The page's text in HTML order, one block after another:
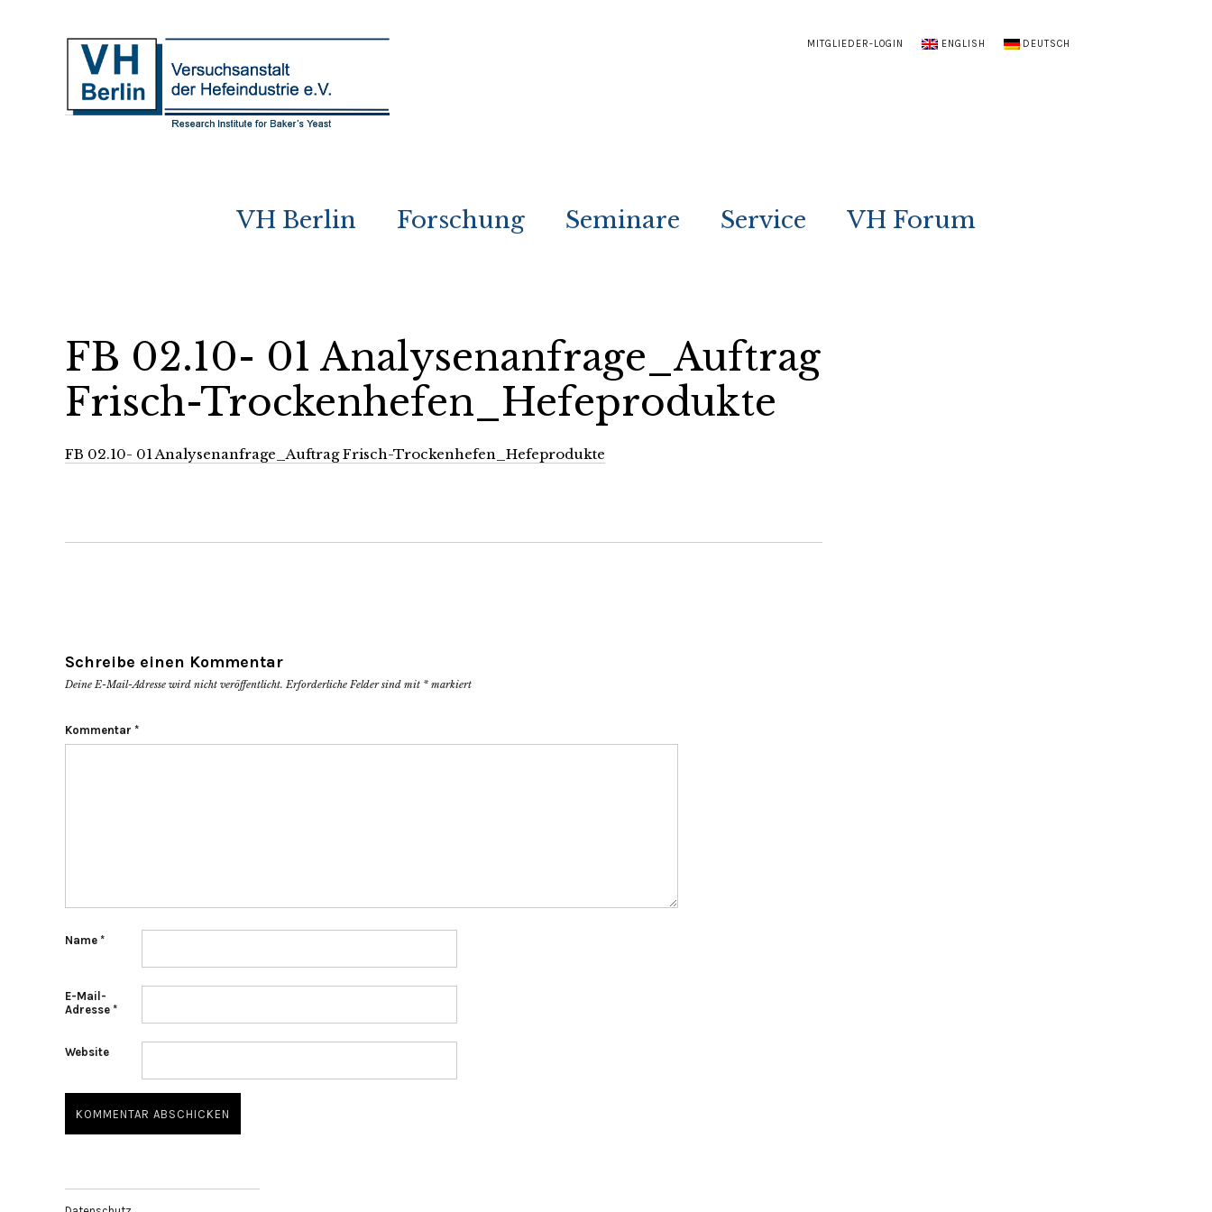
MITGLIEDER-LOGIN ENGLISH DEUTSCH
VH Berlin Forschung Seminare Service VH Forum
FB 02.10- 01 Analysenanfrage_Auftrag
Frisch-Trockenhefen_Hefeprodukte
FB 02.10- 01 Analysenanfrage_Auftrag Frisch-Trockenhefen_Hefeprodukte
Schreibe einen Kommentar
Deine E-Mail-Adresse wird nicht veröffentlicht. Erforderliche Felder sind mit * markiert
Kommentar *
Name *
E-Mail-
Adresse *
Website